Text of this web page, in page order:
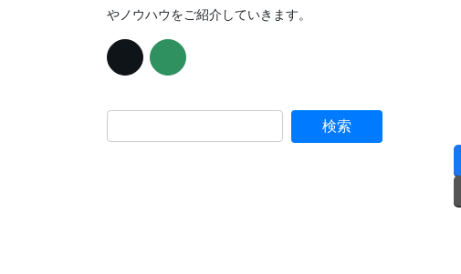
やノウハウをご紹介していきます。